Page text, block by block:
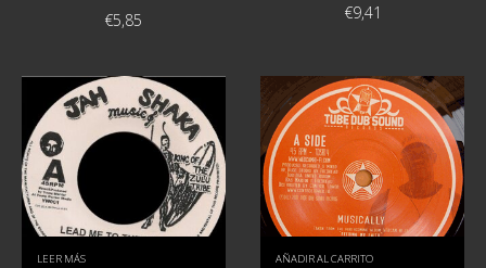
€5,85
€9,41
LEER MÁS AÑADIR AL CARRITO